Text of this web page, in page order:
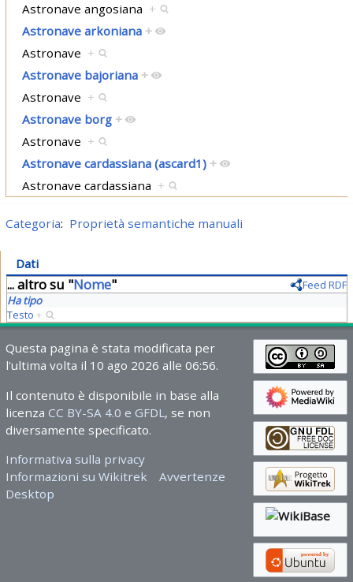
Astronave angosiana +
Astronave arkoniana +
Astronave +
Astronave bajoriana +
Astronave +
Astronave borg +
Astronave +
Astronave cardassiana (ascard1) +
Astronave cardassiana +
Categoria: Proprietà semantiche manuali
Dati
... altro su "Nome"
Feed RDF
Ha tipo
Testo +
Questa pagina è stata modificata per
l'ultima volta il 10 ago 2026 alle 06:56.
Il contenuto è disponibile in base alla
licenza CC BY-SA 4.0 e GFDL , se non
diversamente specificato.
Informativa sulla privacy
Informazioni su Wikitrek
Avvertenze
Desktop